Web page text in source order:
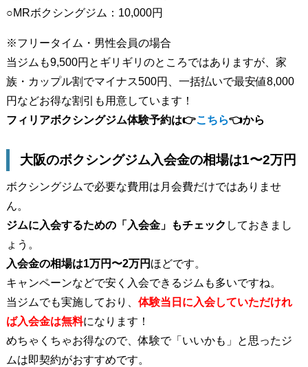
○MRボクシングジム：10,000円
※フリータイム・男性会員の場合
当ジムも9,500円とギリギリのところではありますが、家
族・カップル割でマイナス500円、一括払いで最安値8,000
円などお得な割引も用意しています！
フィリアボクシングジム体験予約は👉こちら👈から
大阪のボクシングジム入会金の相場は1〜2万円
ボクシングジムで必要な費用は月会費だけではありませ
ん。
ジムに入会するための「入会金」もチェック しておきまし
ょう。
入会金の相場は1万円〜2万円 ほどです。
キャンペーンなどで安く入会できるジムも多いですね。
当ジムでも実施しており、 体験当日に入会していただけれ
ば入会金は無料になります！
めちゃくちゃお得なので、体験で「いいかも」と思ったジ
ムは即契約がおすすめです。